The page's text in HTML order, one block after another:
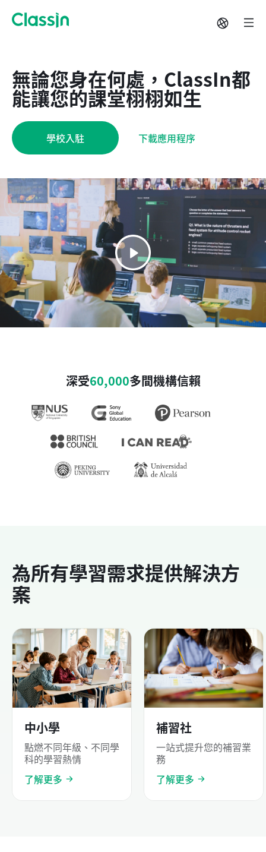
無論您身在何處，ClassIn都
能讓您的課堂栩栩如生
學校入駐 下載應用程序
深受60,000多間機構信賴
為所有學習需求提供解決方
案
中小學
點燃不同年級、不同學
科的學習熱情
了解更多
補習社
一站式提升您的補習業
務
了解更多